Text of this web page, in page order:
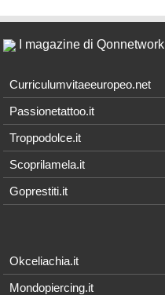
I magazine di Qonnetwork
Curriculumvitaeeuropeo.net
Passionetattoo.it
Troppodolce.it
Scoprilamela.it
Goprestiti.it
Okceliachia.it
Mondopiercing.it